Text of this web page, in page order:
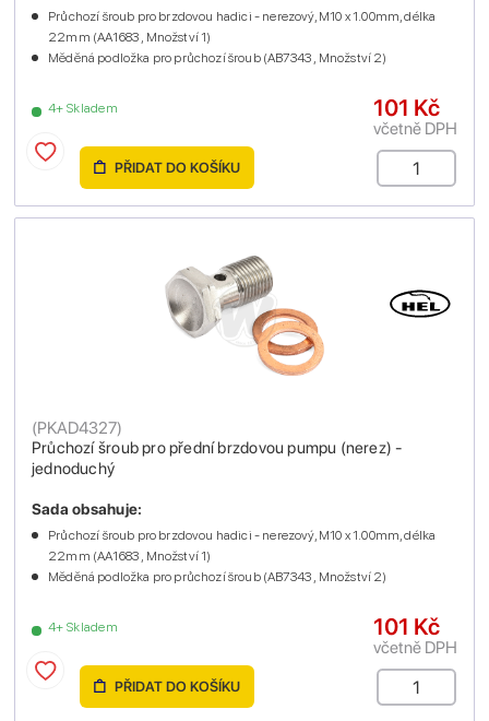
4+ Skladem
Průchozí šroub pro brzdovou hadici - nerezový, M10 x 1.00mm, délka
22mm (AA1683 , Množství 1)
Měděná podložka pro průchozí šroub (AB7343 , Množství 2)
101 Kč
včetně DPH
PŘIDAT DO KOŠÍKU
Průchozí šroub pro přední brzdovou pumpu (nerez) -
jednoduchý
(PKAD4327)
4+ Skladem
Sada obsahuje:
Průchozí šroub pro brzdovou hadici - nerezový, M10 x 1.00mm, délka
22mm (AA1683 , Množství 1)
Měděná podložka pro průchozí šroub (AB7343 , Množství 2)
101 Kč
včetně DPH
PŘIDAT DO KOŠÍKU